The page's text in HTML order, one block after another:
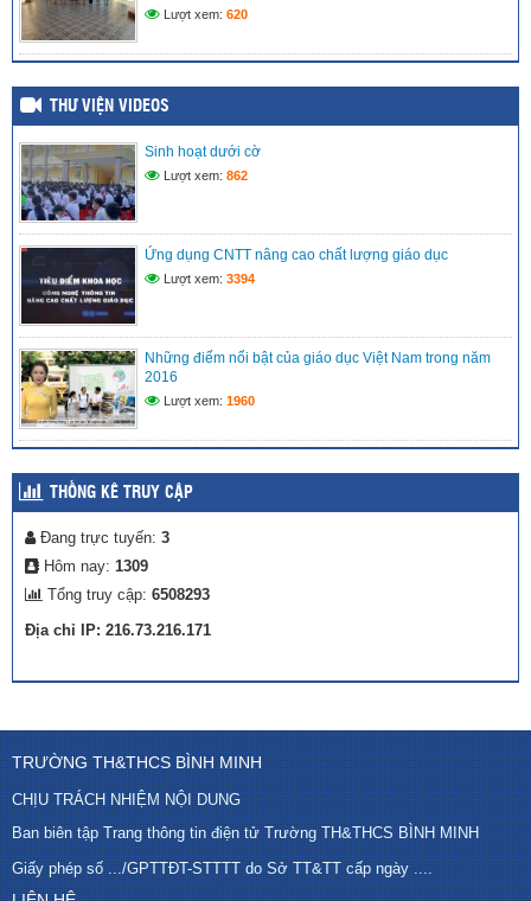
Lượt xem: 620
THƯ VIỆN VIDEOS
Sinh hoạt dưới cờ
Lượt xem: 862
Ứng dụng CNTT nâng cao chất lượng giáo dục
Lượt xem: 3394
Những điểm nổi bật của giáo dục Việt Nam trong năm
2016
Lượt xem: 1960
THỐNG KÊ TRUY CẬP
Đang trực tuyến: 3
Hôm nay: 1309
Tổng truy cập: 6508293
Địa chỉ IP: 216.73.216.171
TRƯỜNG TH&THCS BÌNH MINH
CHỊU TRÁCH NHIỆM NỘI DUNG
Ban biên tập Trang thông tin điện tử Trường TH&THCS BÌNH MINH
Giấy phép số .../GPTTĐT-STTTT do Sở TT&TT cấp ngày ....